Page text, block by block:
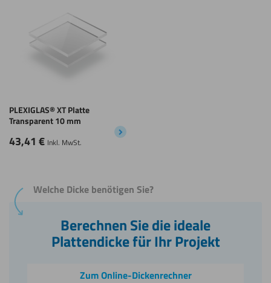
PLEXIGLAS® XT Platte
Transparent 10 mm
43,41 € Inkl. MwSt.
Welche Dicke benötigen Sie?
Berechnen Sie die ideale
Plattendicke für Ihr Projekt
Zum Online-Dickenrechner